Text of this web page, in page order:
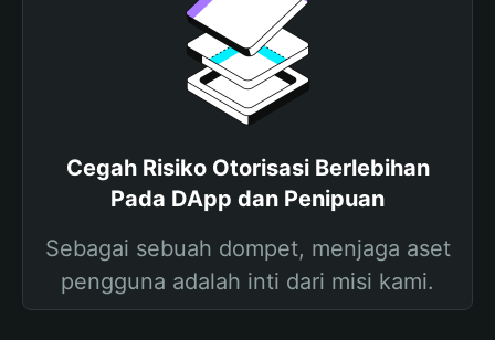
Cegah Risiko Otorisasi Berlebihan
Pada DApp dan Penipuan
Sebagai sebuah dompet, menjaga aset
pengguna adalah inti dari misi kami.